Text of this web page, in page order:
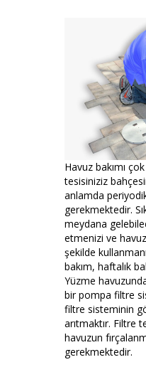
Havuz bakımı
tesisiniziz
anlamda periyodik
gerekmektedir.
meydana
etmenizi ve
şekilde
bakım, haftalık
Yüzme
bir pompa filtre
filtre sisteminin
arıtmaktır. Filtre
havuzun
gerekmektedir.